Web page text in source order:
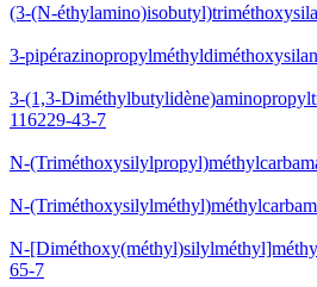
(3-(N-
3-
3-(1,3-
116229-43-7
N-
N-
N-
65-7